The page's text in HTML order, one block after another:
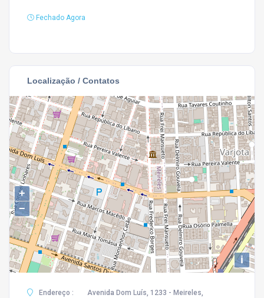
Fechado Agora
Localização / Contatos
+
−
i
Endereço :
Avenida Dom Luís, 1233 - Meireles,